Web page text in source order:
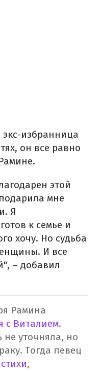
избранница
он все равно
этой
мне
Я
к семье и
хочу. Но судьба
И все
– добавил
Рамина
с Виталием.
уточняла, но
Тогда певец
,